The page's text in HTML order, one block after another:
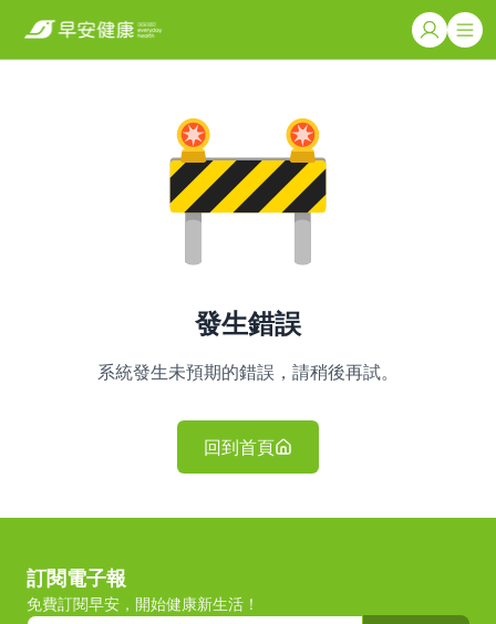
發生錯誤
系統發生未預期的錯誤，請稍後再試。
回到首頁
訂閱電子報
免費訂閱早安，開始健康新生活！